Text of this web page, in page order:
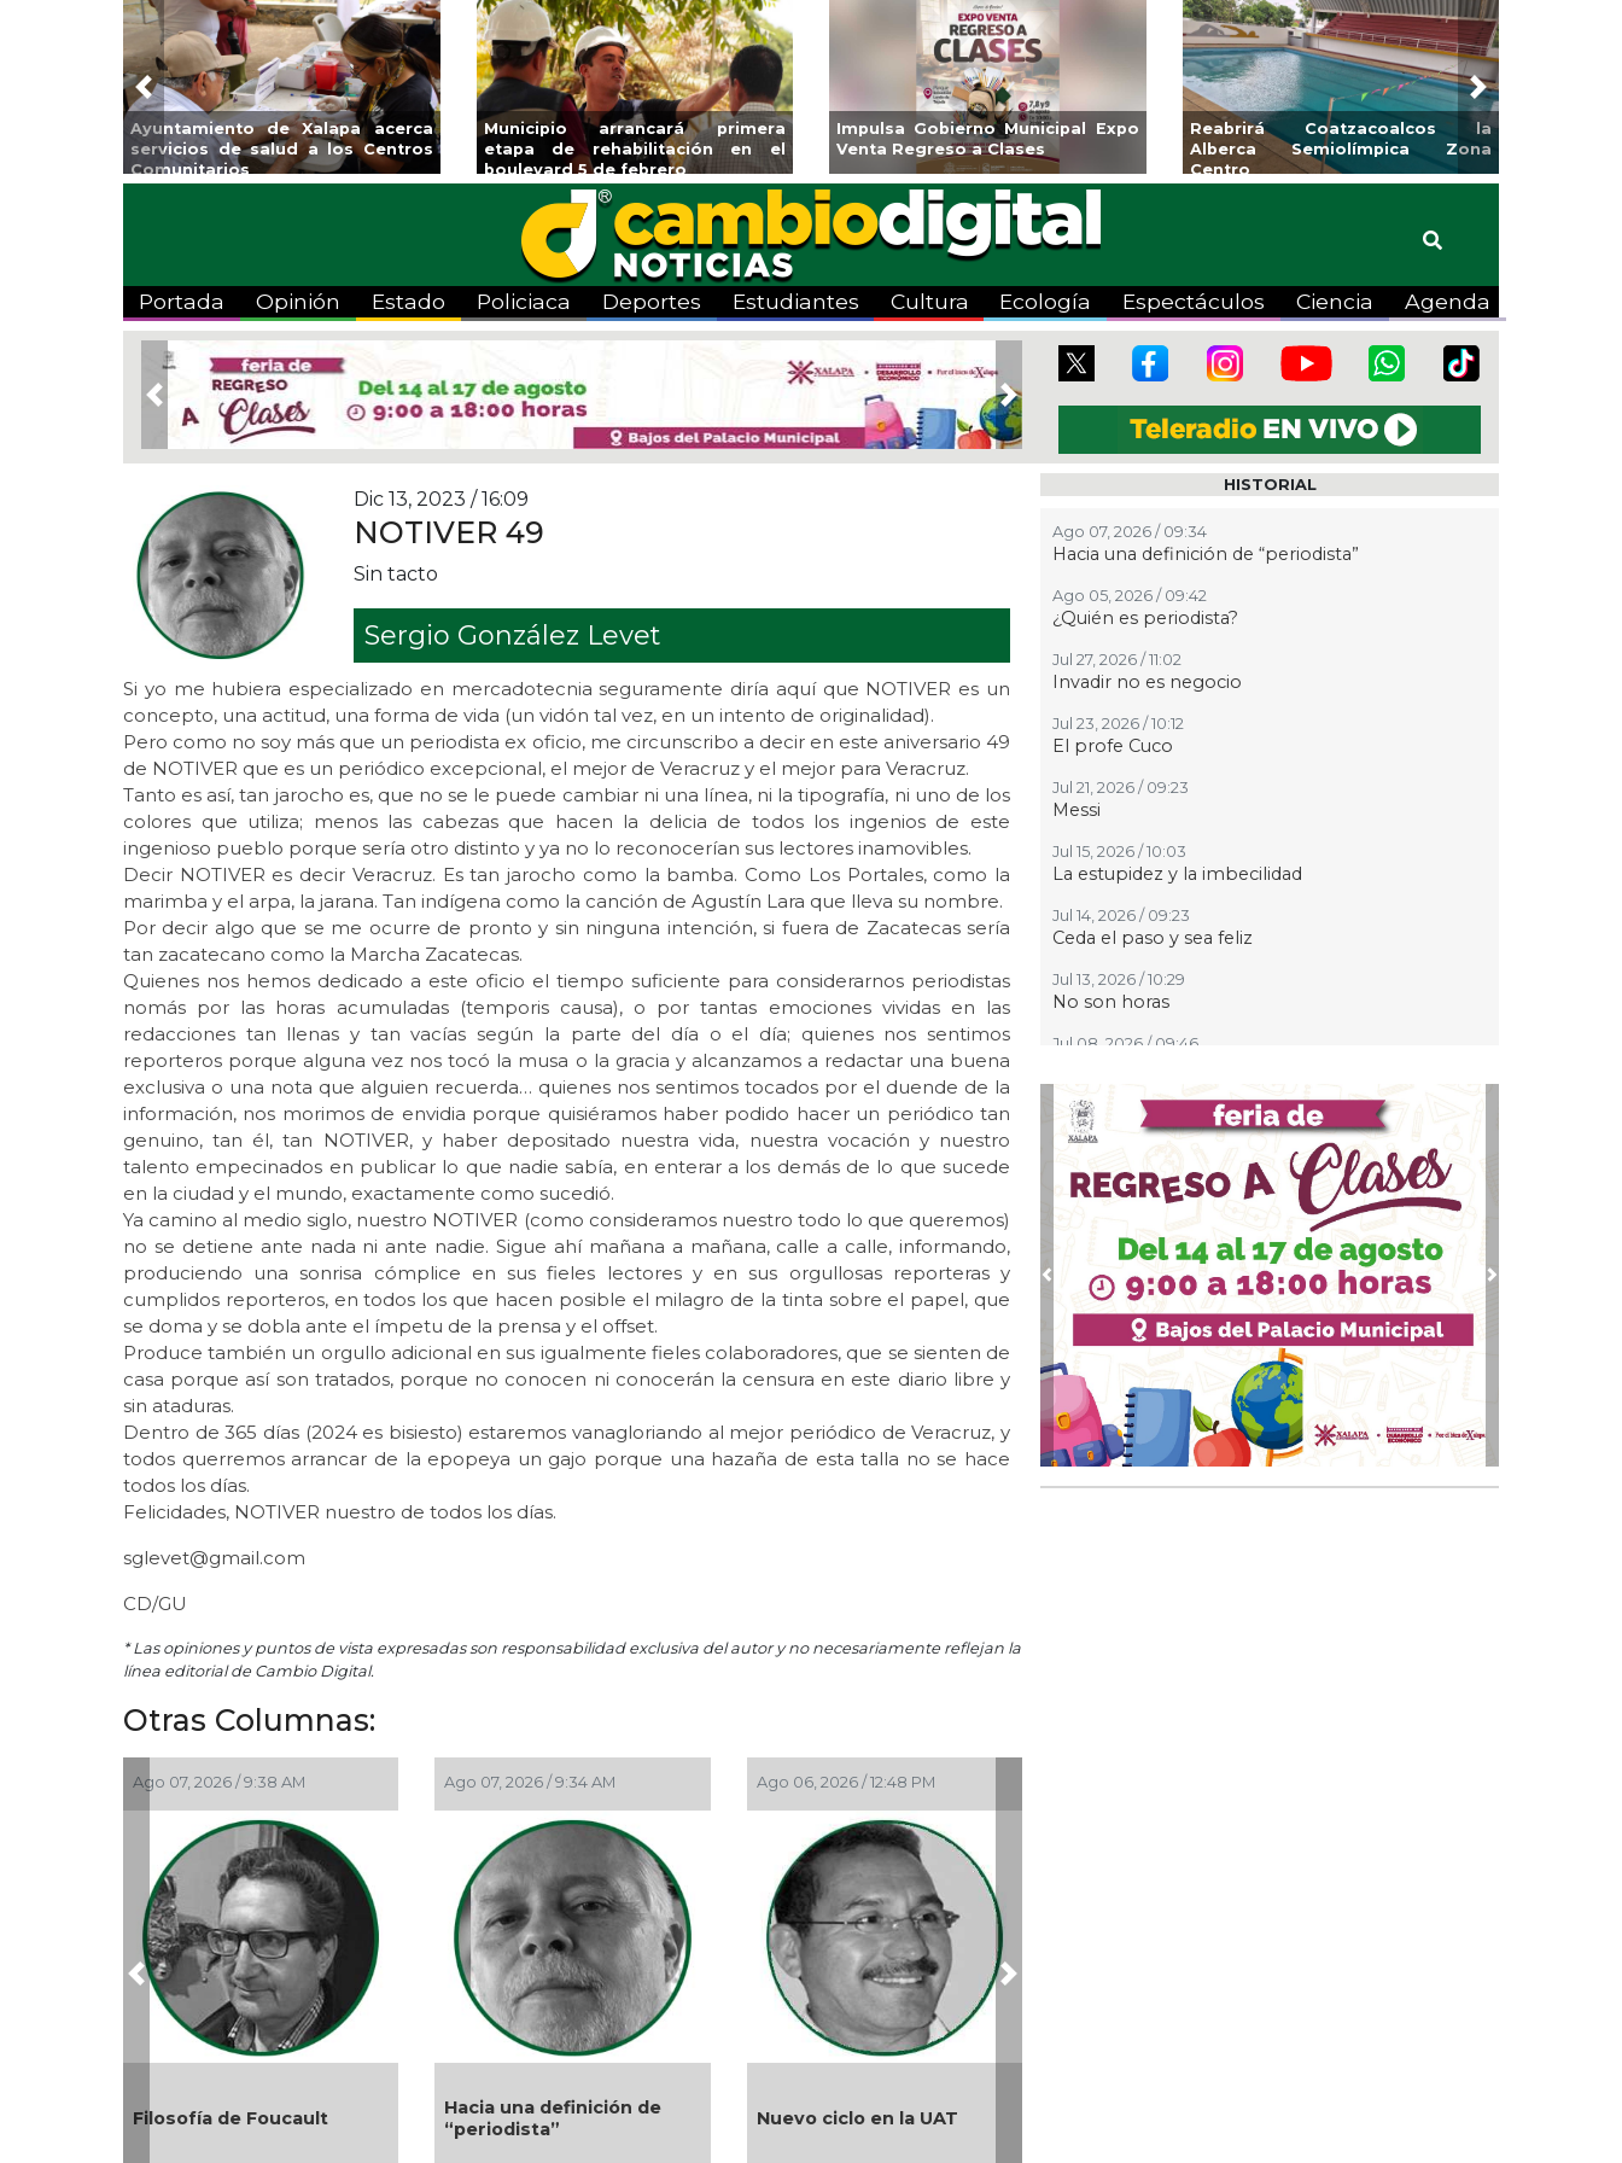
Ayuntamiento de Xalapa acerca
servicios de salud a los Centros
Comunitarios
Municipio arrancará primera
etapa de rehabilitación en el
boulevard 5 de febrero
Impulsa Gobierno Municipal Expo
Venta Regreso a Clases
Reabrirá Coatzacoalcos la
Alberca Semiolímpica Zona
Centro
Previous Next
Portada Opinión Estado Policiaca Deportes Estudiantes Cultura Ecología Espectáculos Ciencia Agenda
Previous Next
Dic 13, 2023 / 16:09
NOTIVER 49
Sin tacto
Sergio González Levet
Si yo me hubiera especializado en mercadotecnia seguramente diría aquí que NOTIVER es un
concepto, una actitud, una forma de vida (un vidón tal vez, en un intento de originalidad).
Pero como no soy más que un periodista ex oficio, me circunscribo a decir en este aniversario 49
de NOTIVER que es un periódico excepcional, el mejor de Veracruz y el mejor para Veracruz.
Tanto es así, tan jarocho es, que no se le puede cambiar ni una línea, ni la tipografía, ni uno de los
colores que utiliza; menos las cabezas que hacen la delicia de todos los ingenios de este
ingenioso pueblo porque sería otro distinto y ya no lo reconocerían sus lectores inamovibles.
Decir NOTIVER es decir Veracruz. Es tan jarocho como la bamba. Como Los Portales, como la
marimba y el arpa, la jarana. Tan indígena como la canción de Agustín Lara que lleva su nombre.
Por decir algo que se me ocurre de pronto y sin ninguna intención, si fuera de Zacatecas sería
tan zacatecano como la Marcha Zacatecas.
Quienes nos hemos dedicado a este oficio el tiempo suficiente para considerarnos periodistas
nomás por las horas acumuladas (temporis causa), o por tantas emociones vividas en las
redacciones tan llenas y tan vacías según la parte del día o el día; quienes nos sentimos
reporteros porque alguna vez nos tocó la musa o la gracia y alcanzamos a redactar una buena
exclusiva o una nota que alguien recuerda… quienes nos sentimos tocados por el duende de la
información, nos morimos de envidia porque quisiéramos haber podido hacer un periódico tan
genuino, tan él, tan NOTIVER, y haber depositado nuestra vida, nuestra vocación y nuestro
talento empecinados en publicar lo que nadie sabía, en enterar a los demás de lo que sucede
en la ciudad y el mundo, exactamente como sucedió.
Ya camino al medio siglo, nuestro NOTIVER (como consideramos nuestro todo lo que queremos)
no se detiene ante nada ni ante nadie. Sigue ahí mañana a mañana, calle a calle, informando,
produciendo una sonrisa cómplice en sus fieles lectores y en sus orgullosas reporteras y
cumplidos reporteros, en todos los que hacen posible el milagro de la tinta sobre el papel, que
se doma y se dobla ante el ímpetu de la prensa y el offset.
Produce también un orgullo adicional en sus igualmente fieles colaboradores, que se sienten de
casa porque así son tratados, porque no conocen ni conocerán la censura en este diario libre y
sin ataduras.
Dentro de 365 días (2024 es bisiesto) estaremos vanagloriando al mejor periódico de Veracruz, y
todos querremos arrancar de la epopeya un gajo porque una hazaña de esta talla no se hace
todos los días.
Felicidades, NOTIVER nuestro de todos los días.
sglevet@gmail.com
CD/GU
* Las opiniones y puntos de vista expresadas son responsabilidad exclusiva del autor y no necesariamente reflejan la
línea editorial de Cambio Digital.
Otras Columnas:
Ago 07, 2026 / 9:38 AM
Filosofía de Foucault
Ago 07, 2026 / 9:34 AM
Hacia una definición de
“periodista”
Ago 06, 2026 / 12:48 PM
Nuevo ciclo en la UAT
Previous Next
HISTORIAL
Ago 07, 2026 / 09:34
Hacia una definición de “periodista”
Ago 05, 2026 / 09:42
¿Quién es periodista?
Jul 27, 2026 / 11:02
Invadir no es negocio
Jul 23, 2026 / 10:12
El profe Cuco
Jul 21, 2026 / 09:23
Messi
Jul 15, 2026 / 10:03
La estupidez y la imbecilidad
Jul 14, 2026 / 09:23
Ceda el paso y sea feliz
Jul 13, 2026 / 10:29
No son horas
Jul 08, 2026 / 09:46
Jul 07, 2026 / 09:33
Grupo MAS contra Veracruz
Jul 03, 2026 / 09:38
El quinto partido
Jul 02, 2026 / 09:16
Llegar a los 74
Jul 01, 2026 / 09:33
Las piernas nacionales se han cubierto de gloria
Jun 30, 2026 / 09:28
El quinto juego
Jun 25, 2026 / 10:31
Una de cal: México va bien en el Mundial
Jun 24, 2026 / 09:53
Previous Next